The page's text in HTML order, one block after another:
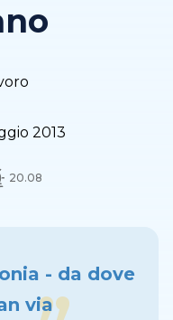
2013
20.08
- da dove
via